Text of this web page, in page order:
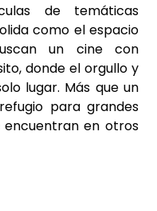
de temáticas
como el espacio
un cine con
donde el orgullo y
lugar. Más que un
para grandes
encuentran en otros